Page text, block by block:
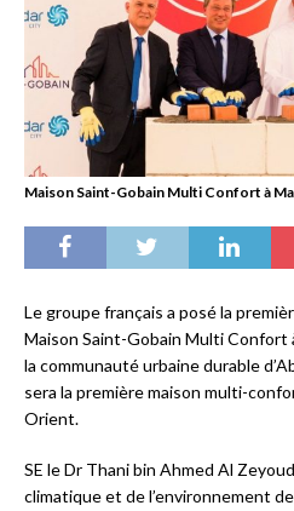
Maison Saint-Gobain Multi Confort à
Le groupe français a posé la
Maison Saint-Gobain Multi Confort
la communauté urbaine durable
sera la première maison multi-
Orient.
SE le Dr Thani bin Ahmed Al
climatique et de l’environnement